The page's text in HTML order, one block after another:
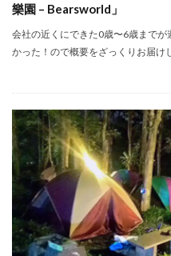
樂園 – Bearsworld」
会社の近くにできた0歳〜6歳まで
かった！ので概要をざっくりお届け